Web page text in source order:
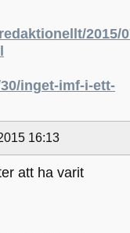
2015/
inget-imf-i-ett-
16:13
att ha varit